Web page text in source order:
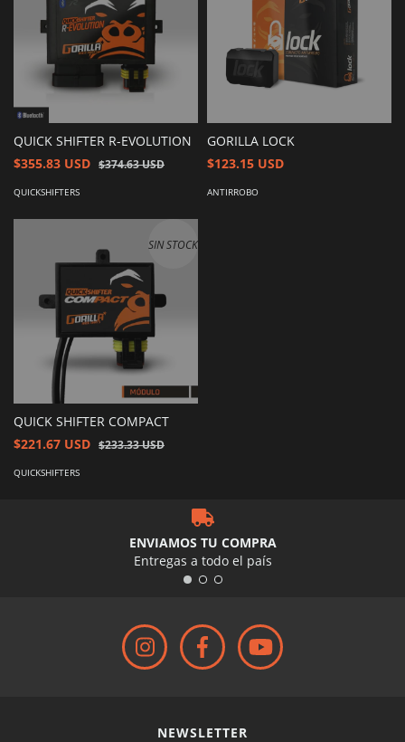
QUICK SHIFTER R-EVOLUTION
$355.83 USD $374.63 USD
QUICKSHIFTERS
GORILLA LOCK
$123.15 USD
ANTIRROBO
SIN STOCK
QUICK SHIFTER COMPACT
$221.67 USD $233.33 USD
QUICKSHIFTERS
ENVIAMOS TU COMPRA
Entregas a todo el país
NEWSLETTER